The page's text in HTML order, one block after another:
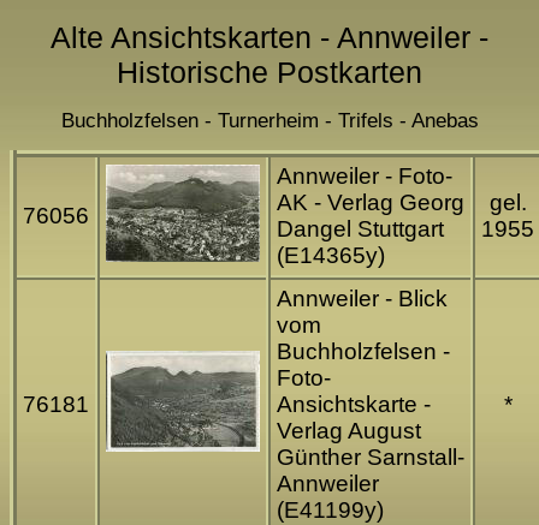
Alte Ansichtskarten - Annweiler -
Historische Postkarten
Buchholzfelsen - Turnerheim - Trifels - Anebas
76056
Annweiler - Foto-
AK - Verlag Georg
Dangel Stuttgart
(E14365y)
gel.
1955
76181
Annweiler - Blick
vom
Buchholzfelsen -
Foto-
Ansichtskarte -
Verlag August
Günther Sarnstall-
Annweiler
(E41199y)
*